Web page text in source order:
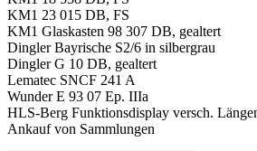
KM1 23 015 DB, FS
KM1 Glaskasten 98 307 DB, gealtert
Dingler Bayrische S2/6 in silbergrau
Dingler G 10 DB, gealtert
Lematec SNCF 241 A
Wunder E 93 07 Ep. IIIa
HLS-Berg Funktionsdisplay versch.
Ankauf von Sammlungen